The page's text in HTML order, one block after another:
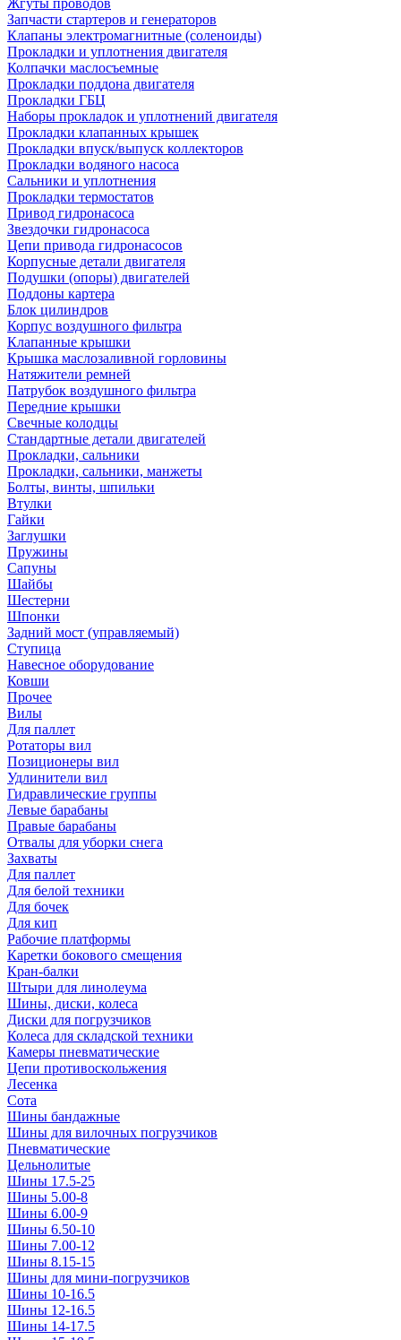
Жгуты проводов
Запчасти стартеров и генераторов
Клапаны электромагнитные (соленоиды)
Прокладки и уплотнения двигателя
Колпачки маслосъемные
Прокладки поддона двигателя
Прокладки ГБЦ
Наборы прокладок и уплотнений двигателя
Прокладки клапанных крышек
Прокладки впуск/выпуск коллекторов
Прокладки водяного насоса
Сальники и уплотнения
Прокладки термостатов
Привод гидронасоса
Звездочки гидронасоса
Цепи привода гидронасосов
Корпусные детали двигателя
Подушки (опоры) двигателей
Поддоны картера
Блок цилиндров
Корпус воздушного фильтра
Клапанные крышки
Крышка маслозаливной горловины
Натяжители ремней
Патрубок воздушного фильтра
Передние крышки
Свечные колодцы
Стандартные детали двигателей
Прокладки, сальники
Прокладки, сальники, манжеты
Болты, винты, шпильки
Втулки
Гайки
Заглушки
Пружины
Сапуны
Шайбы
Шестерни
Шпонки
Задний мост (управляемый)
Ступица
Навесное оборудование
Ковши
Прочее
Вилы
Для паллет
Ротаторы вил
Позиционеры вил
Удлинители вил
Гидравлические группы
Левые барабаны
Правые барабаны
Отвалы для уборки снега
Захваты
Для паллет
Для белой техники
Для бочек
Для кип
Рабочие платформы
Каретки бокового смещения
Кран-балки
Штыри для линолеума
Шины, диски, колеса
Диски для погрузчиков
Колеса для складской техники
Камеры пневматические
Цепи противоскольжения
Лесенка
Сота
Шины бандажные
Шины для вилочных погрузчиков
Пневматические
Цельнолитые
Шины 17.5-25
Шины 5.00-8
Шины 6.00-9
Шины 6.50-10
Шины 7.00-12
Шины 8.15-15
Шины для мини-погрузчиков
Шины 10-16.5
Шины 12-16.5
Шины 14-17.5